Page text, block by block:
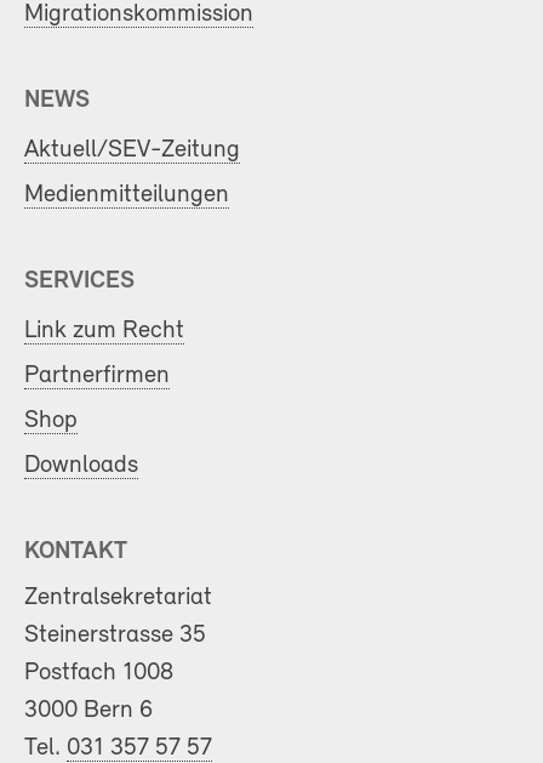
Migrationskommission
NEWS
Aktuell/SEV-Zeitung
Medienmitteilungen
SERVICES
Link zum Recht
Partnerfirmen
Shop
Downloads
KONTAKT
Zentralsekretariat
Steinerstrasse 35
Postfach 1008
3000 Bern 6
Tel. 031 357 57 57